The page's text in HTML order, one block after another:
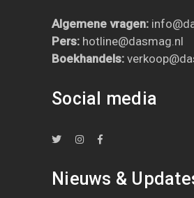
Algemene vragen:
Pers: hotline@dasmag.nl
Boekhandels:
Social media
Nieuws &